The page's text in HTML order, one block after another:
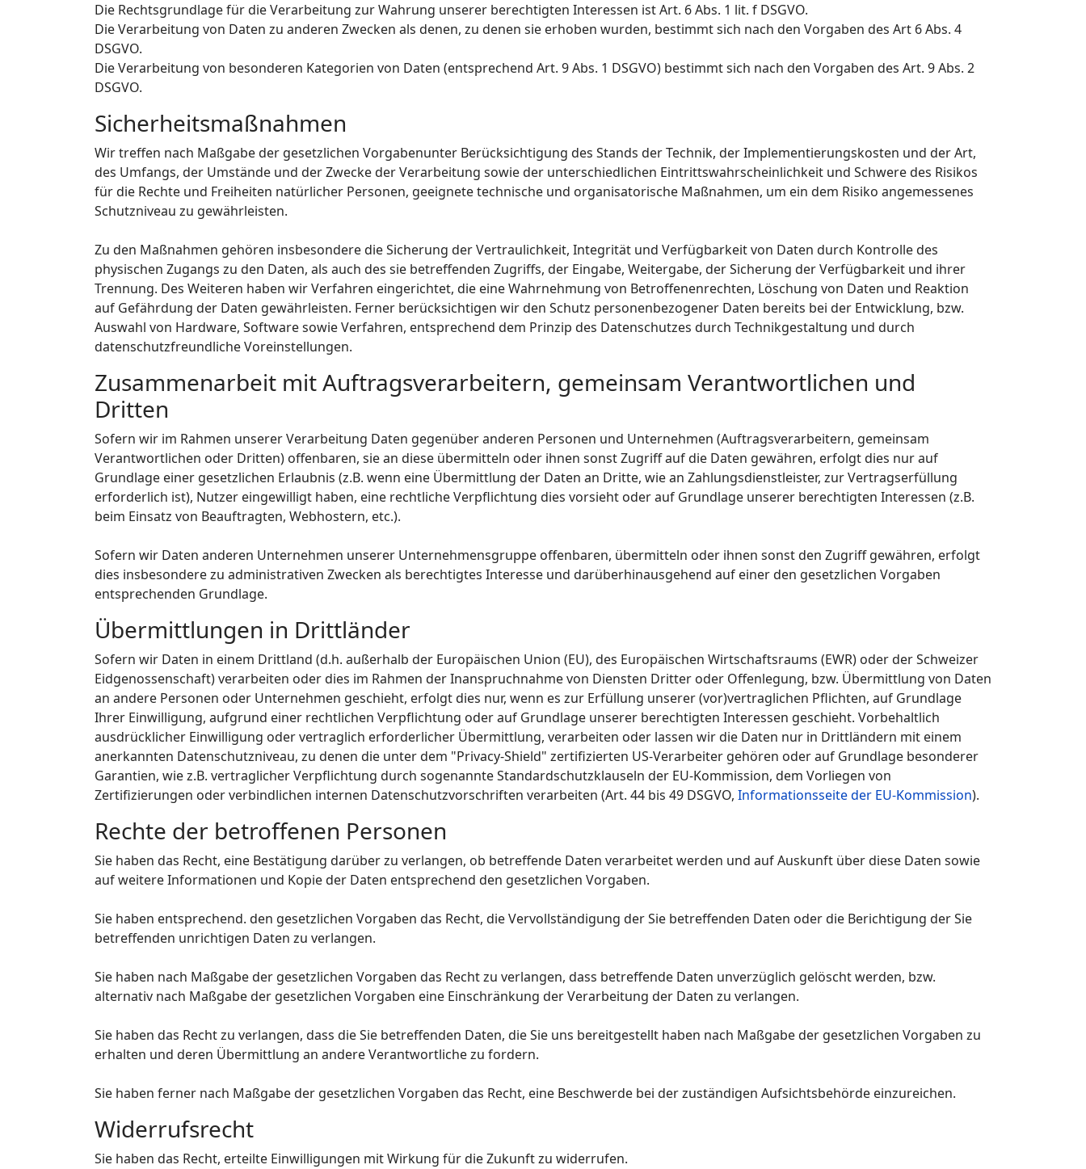
Die Rechtsgrundlage für die Verarbeitung zur Wahrung unserer berechtigten Interessen ist Art. 6 Abs. 1 lit. f DSGVO.
Die Verarbeitung von Daten zu anderen Zwecken als denen, zu denen sie erhoben wurden, bestimmt sich nach den Vorgaben des Art 6 Abs. 4
DSGVO.
Die Verarbeitung von besonderen Kategorien von Daten (entsprechend Art. 9 Abs. 1 DSGVO) bestimmt sich nach den Vorgaben des Art. 9 Abs. 2
DSGVO.
Sicherheitsmaßnahmen
Wir treffen nach Maßgabe der gesetzlichen Vorgabenunter Berücksichtigung des Stands der Technik, der Implementierungskosten und der Art,
des Umfangs, der Umstände und der Zwecke der Verarbeitung sowie der unterschiedlichen Eintrittswahrscheinlichkeit und Schwere des Risikos
für die Rechte und Freiheiten natürlicher Personen, geeignete technische und organisatorische Maßnahmen, um ein dem Risiko angemessenes
Schutzniveau zu gewährleisten.
Zu den Maßnahmen gehören insbesondere die Sicherung der Vertraulichkeit, Integrität und Verfügbarkeit von Daten durch Kontrolle des
physischen Zugangs zu den Daten, als auch des sie betreffenden Zugriffs, der Eingabe, Weitergabe, der Sicherung der Verfügbarkeit und ihrer
Trennung. Des Weiteren haben wir Verfahren eingerichtet, die eine Wahrnehmung von Betroffenenrechten, Löschung von Daten und Reaktion
auf Gefährdung der Daten gewährleisten. Ferner berücksichtigen wir den Schutz personenbezogener Daten bereits bei der Entwicklung, bzw.
Auswahl von Hardware, Software sowie Verfahren, entsprechend dem Prinzip des Datenschutzes durch Technikgestaltung und durch
datenschutzfreundliche Voreinstellungen.
Zusammenarbeit mit Auftragsverarbeitern, gemeinsam Verantwortlichen und
Dritten
Sofern wir im Rahmen unserer Verarbeitung Daten gegenüber anderen Personen und Unternehmen (Auftragsverarbeitern, gemeinsam
Verantwortlichen oder Dritten) offenbaren, sie an diese übermitteln oder ihnen sonst Zugriff auf die Daten gewähren, erfolgt dies nur auf
Grundlage einer gesetzlichen Erlaubnis (z.B. wenn eine Übermittlung der Daten an Dritte, wie an Zahlungsdienstleister, zur Vertragserfüllung
erforderlich ist), Nutzer eingewilligt haben, eine rechtliche Verpflichtung dies vorsieht oder auf Grundlage unserer berechtigten Interessen (z.B.
beim Einsatz von Beauftragten, Webhostern, etc.).
Sofern wir Daten anderen Unternehmen unserer Unternehmensgruppe offenbaren, übermitteln oder ihnen sonst den Zugriff gewähren, erfolgt
dies insbesondere zu administrativen Zwecken als berechtigtes Interesse und darüberhinausgehend auf einer den gesetzlichen Vorgaben
entsprechenden Grundlage.
Übermittlungen in Drittländer
Sofern wir Daten in einem Drittland (d.h. außerhalb der Europäischen Union (EU), des Europäischen Wirtschaftsraums (EWR) oder der Schweizer
Eidgenossenschaft) verarbeiten oder dies im Rahmen der Inanspruchnahme von Diensten Dritter oder Offenlegung, bzw. Übermittlung von Daten
an andere Personen oder Unternehmen geschieht, erfolgt dies nur, wenn es zur Erfüllung unserer (vor)vertraglichen Pflichten, auf Grundlage
Ihrer Einwilligung, aufgrund einer rechtlichen Verpflichtung oder auf Grundlage unserer berechtigten Interessen geschieht. Vorbehaltlich
ausdrücklicher Einwilligung oder vertraglich erforderlicher Übermittlung, verarbeiten oder lassen wir die Daten nur in Drittländern mit einem
anerkannten Datenschutzniveau, zu denen die unter dem "Privacy-Shield" zertifizierten US-Verarbeiter gehören oder auf Grundlage besonderer
Garantien, wie z.B. vertraglicher Verpflichtung durch sogenannte Standardschutzklauseln der EU-Kommission, dem Vorliegen von
Zertifizierungen oder verbindlichen internen Datenschutzvorschriften verarbeiten (Art. 44 bis 49 DSGVO, Informationsseite der EU-Kommission).
Rechte der betroffenen Personen
Sie haben das Recht, eine Bestätigung darüber zu verlangen, ob betreffende Daten verarbeitet werden und auf Auskunft über diese Daten sowie
auf weitere Informationen und Kopie der Daten entsprechend den gesetzlichen Vorgaben.
Sie haben entsprechend. den gesetzlichen Vorgaben das Recht, die Vervollständigung der Sie betreffenden Daten oder die Berichtigung der Sie
betreffenden unrichtigen Daten zu verlangen.
Sie haben nach Maßgabe der gesetzlichen Vorgaben das Recht zu verlangen, dass betreffende Daten unverzüglich gelöscht werden, bzw.
alternativ nach Maßgabe der gesetzlichen Vorgaben eine Einschränkung der Verarbeitung der Daten zu verlangen.
Sie haben das Recht zu verlangen, dass die Sie betreffenden Daten, die Sie uns bereitgestellt haben nach Maßgabe der gesetzlichen Vorgaben zu
erhalten und deren Übermittlung an andere Verantwortliche zu fordern.
Sie haben ferner nach Maßgabe der gesetzlichen Vorgaben das Recht, eine Beschwerde bei der zuständigen Aufsichtsbehörde einzureichen.
Widerrufsrecht
Sie haben das Recht, erteilte Einwilligungen mit Wirkung für die Zukunft zu widerrufen.